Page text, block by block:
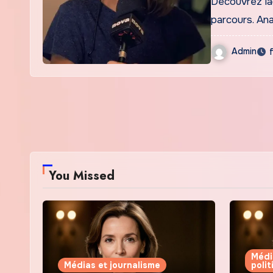
parcours.
Admin
You Missed
Médias et journalisme